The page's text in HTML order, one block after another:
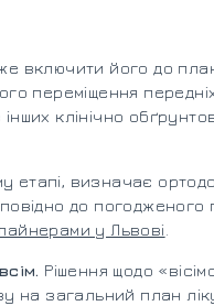
включити його до
переміщення
клінічно
етапі, визначає
до погодженого
у Львові
Рішення щодо
на загальний план